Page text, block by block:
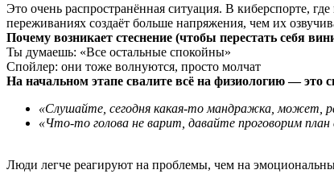
Это очень распространённая ситуация. В киберспорте,
переживаниях создаёт больше напряжения, чем их
Почему возникает стеснение (чтобы перестать себя
Ты думаешь: «Все остальные спокойны»
Спойлер: они тоже волнуются, просто молчат
На начальном этапе свалите всё на физиологию — это
«Слушайте, сегодня какая-то мандражка, может,
«Что-то голова не варит, давайте проговорим план
Люди легче реагируют на проблемы, чем на